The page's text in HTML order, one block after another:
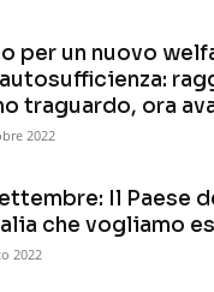
per un nuovo
traguardo, ora
2022
Il Paese
che vogliamo
2022